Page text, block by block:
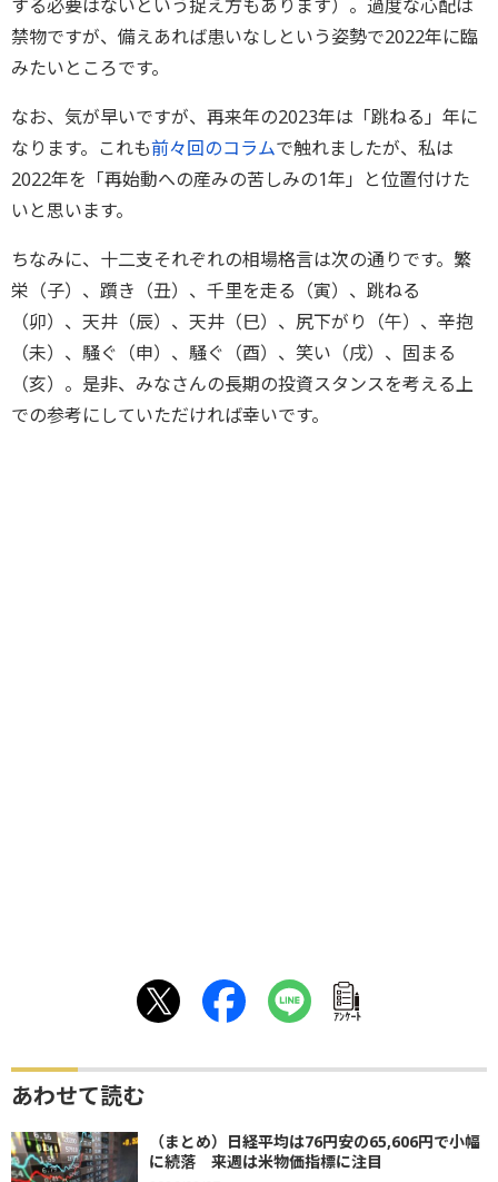
する必要はないという捉え方もあります）。過度な心配は
禁物ですが、備えあれば患いなしという姿勢で2022年に臨
みたいところです。
なお、気が早いですが、再来年の2023年は「跳ねる」年に
なります。これも前々回のコラムで触れましたが、私は
2022年を「再始動への産みの苦しみの1年」と位置付けた
いと思います。
ちなみに、十二支それぞれの相場格言は次の通りです。繁
栄（子）、躓き（丑）、千里を走る（寅）、跳ねる
（卯）、天井（辰）、天井（巳）、尻下がり（午）、辛抱
（未）、騒ぐ（申）、騒ぐ（酉）、笑い（戌）、固まる
（亥）。是非、みなさんの長期の投資スタンスを考える上
での参考にしていただければ幸いです。
ｱﾝｹｰﾄ
あわせて読む
（まとめ）日経平均は76円安の65,606円で小幅
に続落 来週は米物価指標に注目